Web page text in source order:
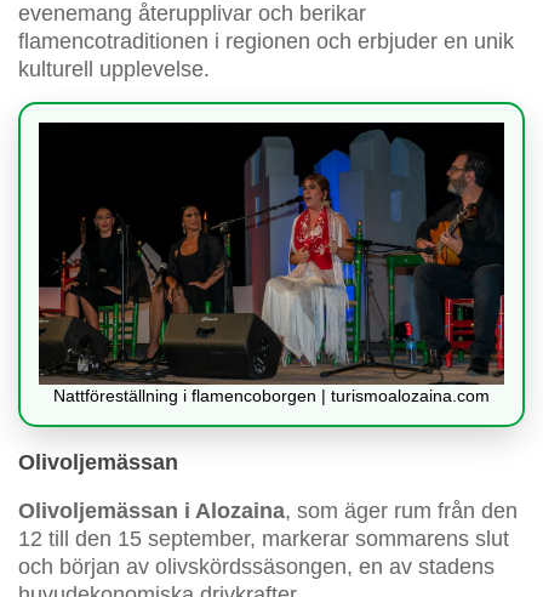
evenemang återupplivar och berikar
flamencotraditionen i regionen och erbjuder en unik
kulturell upplevelse.
Nattföreställning i flamencoborgen | turismoalozaina.com
Olivoljemässan
Olivoljemässan i Alozaina, som äger rum från den
12 till den 15 september, markerar sommarens slut
och början av olivskördssäsongen, en av stadens